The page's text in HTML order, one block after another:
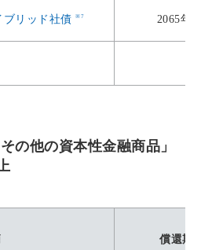
ブリッド社債 ※7 2065年
の他の資本性金融商品」
償還期